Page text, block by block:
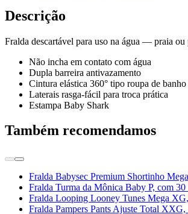
Descrição
Fralda descartável para uso na água — praia
Não incha em contato com água
Dupla barreira antivazamento
Cintura elástica 360° tipo roupa de banho
Laterais rasga-fácil para troca prática
Estampa Baby Shark
Também recomendamos
Fralda Babysec Premium Shortinho
Fralda Turma da Mônica Baby P, com 30
Fralda Looping Looney Tunes Mega
Fralda Pampers Pants Ajuste Total XXG,